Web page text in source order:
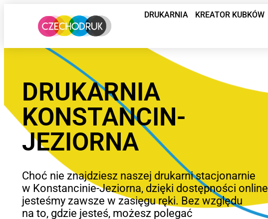
DRUKARNIA KREATOR KUBKÓW
DRUKARNIA
KONSTANCIN-
JEZIORNA
Choć nie znajdziesz naszej drukarni stacjonarnie
w Konstancinie-Jeziorna, dzięki dostępności online
jesteśmy zawsze w zasięgu ręki. Bez względu
na to, gdzie jesteś, możesz polegać